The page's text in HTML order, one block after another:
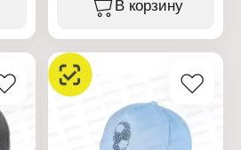
Бренд: Rossini
Тип товара: Бейсболка
Возраст: детская
Крой: 5-ти клинка
Декор: "Леопардик"
Цвет: в ассортименте
(бежевый, розовый)
В корзину